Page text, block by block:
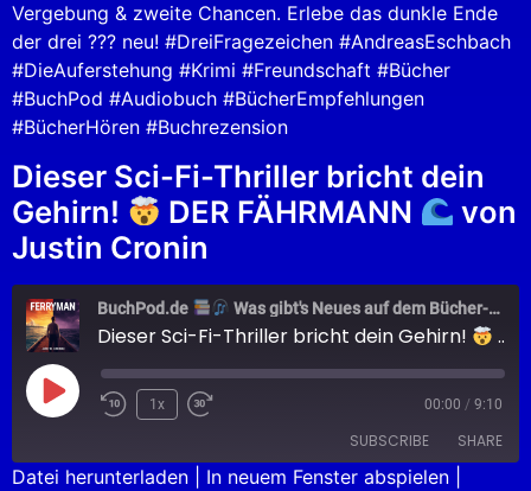
Vergebung & zweite Chancen. Erlebe das dunkle Ende
der drei ??? neu! #DreiFragezeichen #AndreasEschbach
#DieAuferstehung #Krimi #Freundschaft #Bücher
#BuchPod #Audiobuch #BücherEmpfehlungen
#BücherHören #Buchrezension
Dieser Sci-Fi-Thriller bricht dein
Gehirn!
DER FÄHRMANN
von
Justin Cronin
BuchPod.de Was gibt's Neues auf dem Bücher-Markt?
Dieser Sci-Fi-Thriller bricht dein Gehirn! DER FÄHRMANN
1x 00:00 / 9:10
SUBSCRIBE SHARE
Datei herunterladen In neuem Fenster abspielen